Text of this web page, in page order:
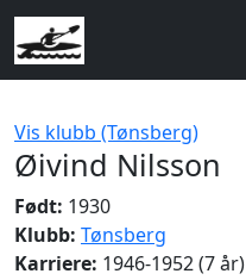
Vis klubb (Tønsberg)
Øivind Nilsson
Født: 1930
Klubb: Tønsberg
Karriere: 1946-1952 (7 år)